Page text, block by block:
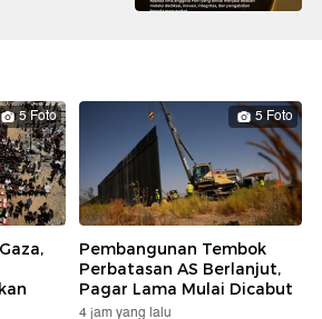
5 Foto 5 Foto
Pembangunan Tembok
Perbatasan AS Berlanjut,
Pagar Lama Mulai Dicabut
4 jam yang lalu